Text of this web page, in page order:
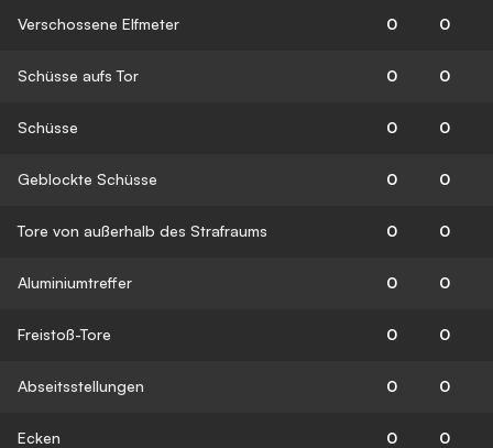
Verschossene Elfmeter 0 0
Schüsse aufs Tor 0 0
Schüsse 0 0
Geblockte Schüsse 0 0
Tore von außerhalb des Strafraums 0 0
Aluminiumtreffer 0 0
Freistoß-Tore 0 0
Abseitsstellungen 0 0
Ecken 0 0